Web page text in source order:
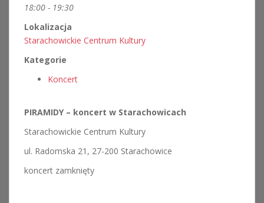
18:00 - 19:30
Lokalizacja
Starachowickie Centrum Kultury
Kategorie
Koncert
PIRAMIDY – koncert w Starachowicach
Starachowickie Centrum Kultury
ul. Radomska 21, 27-200 Starachowice
koncert zamknięty